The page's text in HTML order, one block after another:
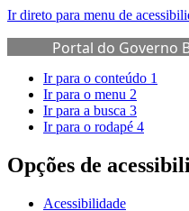
Ir direto para menu de
Portal do Governo
Ir para o conteúdo 1
Ir para o menu 2
Ir para a busca 3
Ir para o rodapé 4
Opções de
Acessibilidade